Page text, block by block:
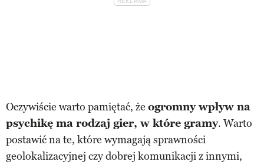
Oczywiście warto pamiętać, że ogromny wpływ na
psychikę ma rodzaj gier, w które gramy. Warto
postawić na te, które wymagają sprawności
geolokalizacyjnej czy dobrej komunikacji z innymi,